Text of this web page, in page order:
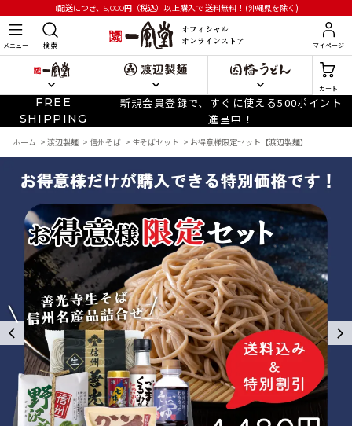
1配送につき、5,000円 （税込）以上購入で送料無料！(沖縄県を除く)
メニュー 検 索 マイページ
カート
FREE
SHIPPING
新規会員登録で、すぐに使える500ポイント
進呈中！
ホーム > 渡辺製麺 > 信州そば > 生そばセット > お得意様限定セット【渡辺製麺】